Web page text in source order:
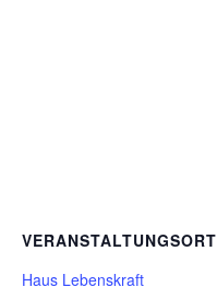
VERANSTALTUNGSORT
Haus Lebenskraft